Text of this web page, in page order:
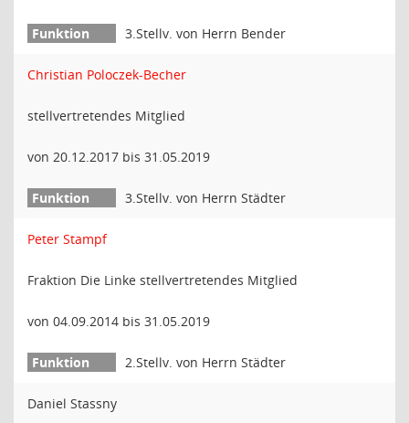
3.Stellv. von Herrn Bender
Christian Poloczek-Becher
stellvertretendes Mitglied
von 20.12.2017 bis 31.05.2019
3.Stellv. von Herrn Städter
Peter Stampf
Fraktion Die Linke stellvertretendes Mitglied
von 04.09.2014 bis 31.05.2019
2.Stellv. von Herrn Städter
Daniel Stassny